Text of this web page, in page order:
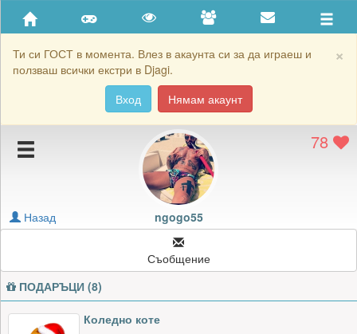
×
Ти си ГОСТ в момента. Влез в акаунта си за да играеш и
ползваш всички екстри в Djagi.
Вход
Нямам акаунт
Приятели
Хронология на игри
Подаръците на ngogo55
Картичките на ngogo55
Блокирай ngogo55
78
ngogo55
Назад
Съобщение
ПОДАРЪЦИ (8)
Коледно коте